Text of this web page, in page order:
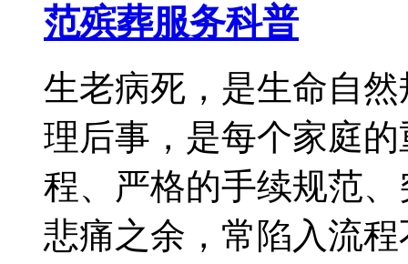
范殡葬服务科普
生老病死，是生命自
理后事，是每个家庭
程、严格的手续规范
悲痛之余，常陷入流